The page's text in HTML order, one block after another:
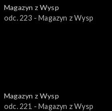
Magazyn z Wysp
odc. 223 - Magazyn z Wysp
Magazyn z Wysp
odc. 221 - Magazyn z Wysp